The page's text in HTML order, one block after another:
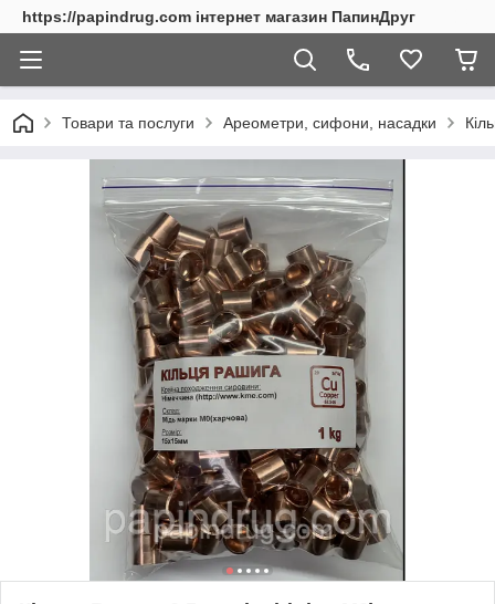
https://papindrug.com інтернет магазин ПапинДруг
Товари та послуги Ареометри, сифони, насадки